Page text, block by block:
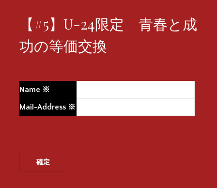
【#5】U-24限定 青春と成
功の等価交換
Name ※
Mail-Address ※